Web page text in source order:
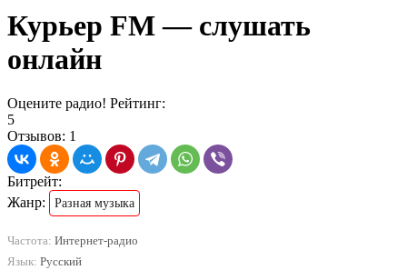
Курьер FM — слушать
онлайн
Оцените радио! Рейтинг:
5
Отзывов: 1
Битрейт:
Жанр:
Разная музыка
Частота: Интернет-радио
Язык: Русский